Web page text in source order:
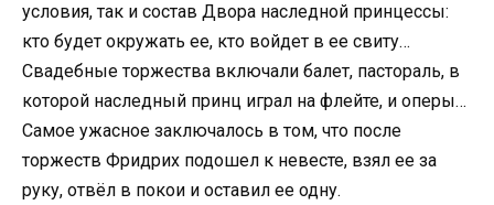
условия, так и состав Двора наследной принцессы:
кто будет окружать ее, кто войдет в ее свиту…
Свадебные торжества включали балет, пастораль, в
которой наследный принц играл на флейте, и оперы…
Самое ужасное заключалось в том, что после
торжеств Фридрих подошел к невесте, взял ее за
руку, отвёл в покои и оставил ее одну.